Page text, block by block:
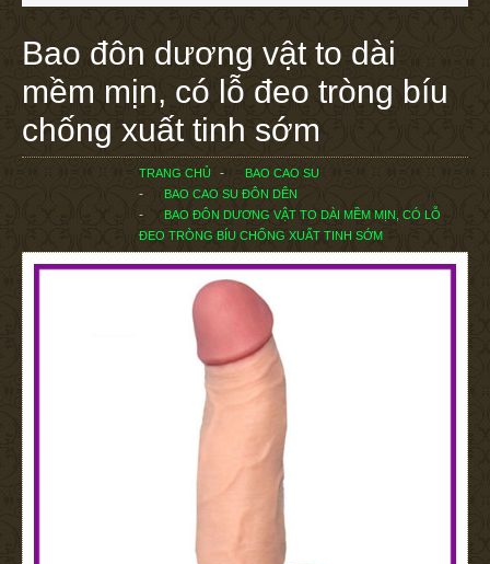
Bao đôn dương vật to dài
mềm mịn, có lỗ đeo tròng bíu
chống xuất tinh sớm
TRANG CHỦ
BAO CAO SU
BAO CAO SU ĐÔN DÊN
BAO ĐÔN DƯƠNG VẬT TO DÀI MỀM MỊN, CÓ LỖ
ĐEO TRÒNG BÍU CHỐNG XUẤT TINH SỚM